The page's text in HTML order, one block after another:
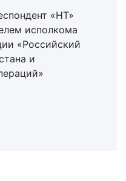
«НТ»
исполкома
«Российский
и